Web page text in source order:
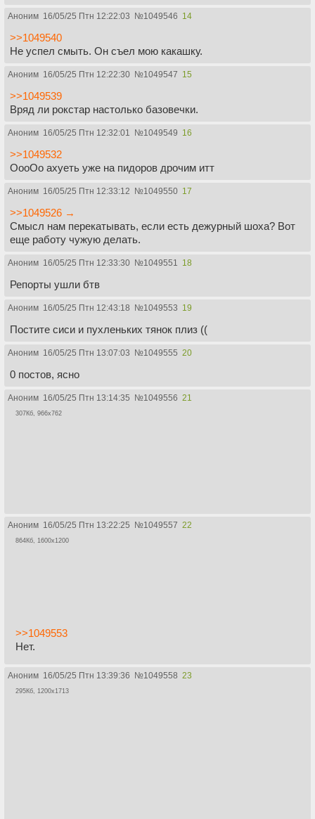
Аноним 16/05/25 Птн 12:22:03 №1049546 14
>>1049540
Не успел смыть. Он съел мою какашку.
Аноним 16/05/25 Птн 12:22:30 №1049547 15
>>1049539
Вряд ли рокстар настолько базовечки.
Аноним 16/05/25 Птн 12:32:01 №1049549 16
>>1049532
ОооОо ахуеть уже на пидоров дрочим итт
Аноним 16/05/25 Птн 12:33:12 №1049550 17
>>1049526 →
Смысл нам перекатывать, если есть дежурный шоха? Вот
еще работу чужую делать.
Аноним 16/05/25 Птн 12:33:30 №1049551 18
Репорты ушли бтв
Аноним 16/05/25 Птн 12:43:18 №1049553 19
Постите сиси и пухленьких тянок плиз ((
Аноним 16/05/25 Птн 13:07:03 №1049555 20
0 постов, ясно
Аноним 16/05/25 Птн 13:14:35 №1049556 21
307Кб, 966x762
Аноним 16/05/25 Птн 13:22:25 №1049557 22
864Кб, 1600x1200
>>1049553
Нет.
Аноним 16/05/25 Птн 13:39:36 №1049558 23
295Кб, 1200x1713